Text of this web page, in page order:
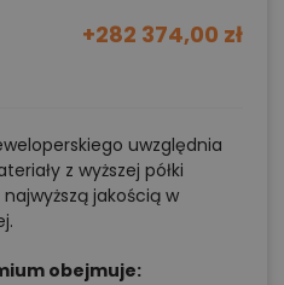
+282 374,00 zł
uwzględnia
z wyższej półki
jakością w
obejmuje: